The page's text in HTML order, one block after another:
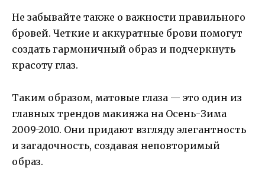
Не забывайте также о важности правильного
бровей. Четкие и аккуратные брови помогут
создать гармоничный образ и подчеркнуть
красоту глаз.
Таким образом, матовые глаза — это один из
главных трендов макияжа на Осень-Зима
2009-2010. Они придают взгляду элегантность
и загадочность, создавая неповторимый
образ.